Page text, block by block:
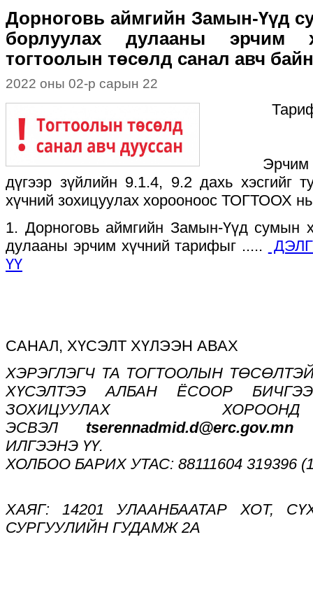
Дорноговь аймгийн Замын-Үүд
борлуулах дулааны эрчим
тогтоолын төсөлд санал авч
2022 оны 02-р сарын 22
Эрчим
дүгээр зүйлийн 9.1.4, 9.2 дахь хэсгийг
хүчний зохицуулах хорооноос ТОГТООХ
1. Дорноговь аймгийн Замын-Үүд сумын
дулааны эрчим хүчний тарифыг .....
ҮҮ
САНАЛ, ХҮСЭЛТ ХҮЛЭЭН АВАХ
ХЭРЭГЛЭГЧ ТА ТОГТООЛЫН
ХҮСЭЛТЭЭ АЛБАН ЁСООР
ЗОХИЦУУЛАХ
ЭСВЭЛ tserennadmid.d@erc.gov.mn
ИЛГЭЭНЭ ҮҮ.
ХОЛБОО БАРИХ УТАС: 88111604 319396
ХАЯГ: 14201 УЛААНБААТАР ХОТ,
СУРГУУЛИЙН ГУДАМЖ 2А